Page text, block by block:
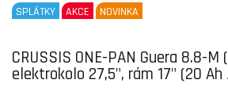
SPLÁTKY AKCE NOVINKA
CRUSSIS ONE-PAN Guera 8.8-M
elektrokolo 27,5", rám 17" (20